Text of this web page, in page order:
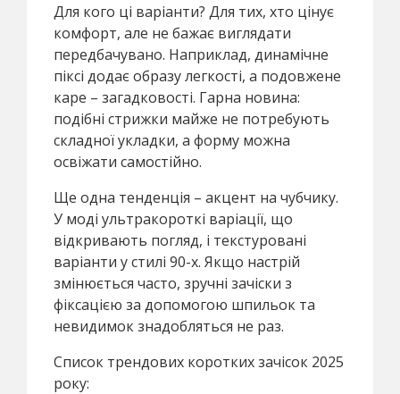
Для кого ці варіанти? Для тих, хто цінує
комфорт, але не бажає виглядати
передбачувано. Наприклад, динамічне
піксі додає образу легкості, а подовжене
каре – загадковості. Гарна новина:
подібні стрижки майже не потребують
складної укладки, а форму можна
освіжати самостійно.
Ще одна тенденція – акцент на чубчику.
У моді ультракороткі варіації, що
відкривають погляд, і текстуровані
варіанти у стилі 90-х. Якщо настрій
змінюється часто, зручні зачіски з
фіксацією за допомогою шпильок та
невидимок знадобляться не раз.
Список трендових коротких зачісок 2025
року: